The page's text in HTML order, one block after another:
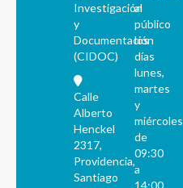
Investigación
y
Documentación
(CIDOC)
Calle
Alberto
Henckel
2317,
Providencia,
Santiago
al
público
los
días
lunes,
martes
y
miércoles
de
09:30
a
14:00